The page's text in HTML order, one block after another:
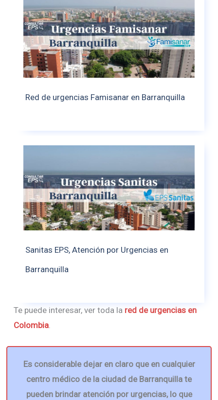
Red de urgencias Famisanar en Barranquilla
Sanitas EPS, Atención por Urgencias en
Barranquilla
Te puede interesar, ver toda la red de urgencias en
Colombia.
Es considerable dejar en claro que en cualquier
centro médico de la ciudad de Barranquilla te
pueden brindar atención por urgencias, lo que